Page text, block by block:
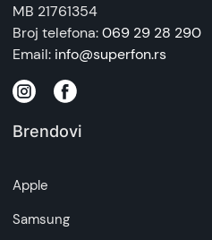
MB 21761354
Broj telefona:069 29 28 290
Email: info@superfon.rs
Brendovi
Apple
Samsung